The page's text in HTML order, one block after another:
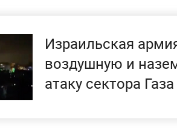
Израильская
воздушную и
атаку сектора Газа